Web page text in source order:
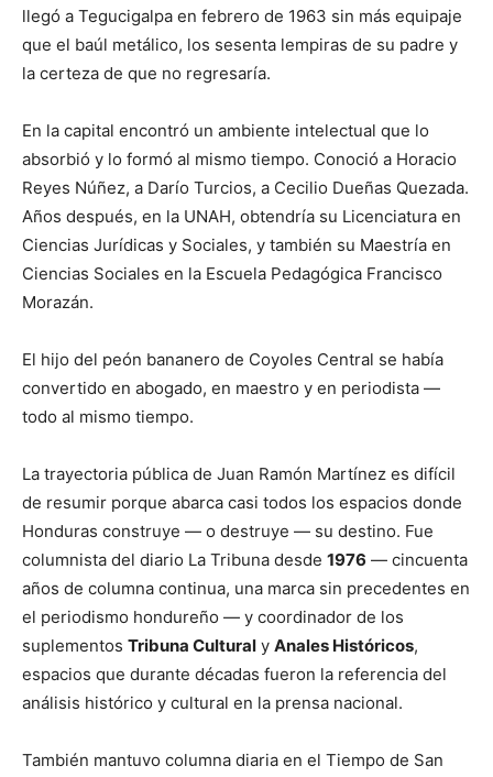
llegó a Tegucigalpa en febrero de 1963 sin más equipaje
que el baúl metálico, los sesenta lempiras de su padre y
la certeza de que no regresaría.
En la capital encontró un ambiente intelectual que lo
absorbió y lo formó al mismo tiempo. Conoció a Horacio
Reyes Núñez, a Darío Turcios, a Cecilio Dueñas Quezada.
Años después, en la UNAH, obtendría su Licenciatura en
Ciencias Jurídicas y Sociales, y también su Maestría en
Ciencias Sociales en la Escuela Pedagógica Francisco
Morazán.
El hijo del peón bananero de Coyoles Central se había
convertido en abogado, en maestro y en periodista —
todo al mismo tiempo.
La trayectoria pública de Juan Ramón Martínez es difícil
de resumir porque abarca casi todos los espacios donde
Honduras construye — o destruye — su destino. Fue
columnista del diario La Tribuna desde 1976 — cincuenta
años de columna continua, una marca sin precedentes en
el periodismo hondureño — y coordinador de los
suplementos Tribuna Cultural y Anales Históricos,
espacios que durante décadas fueron la referencia del
análisis histórico y cultural en la prensa nacional.
También mantuvo columna diaria en el Tiempo de San